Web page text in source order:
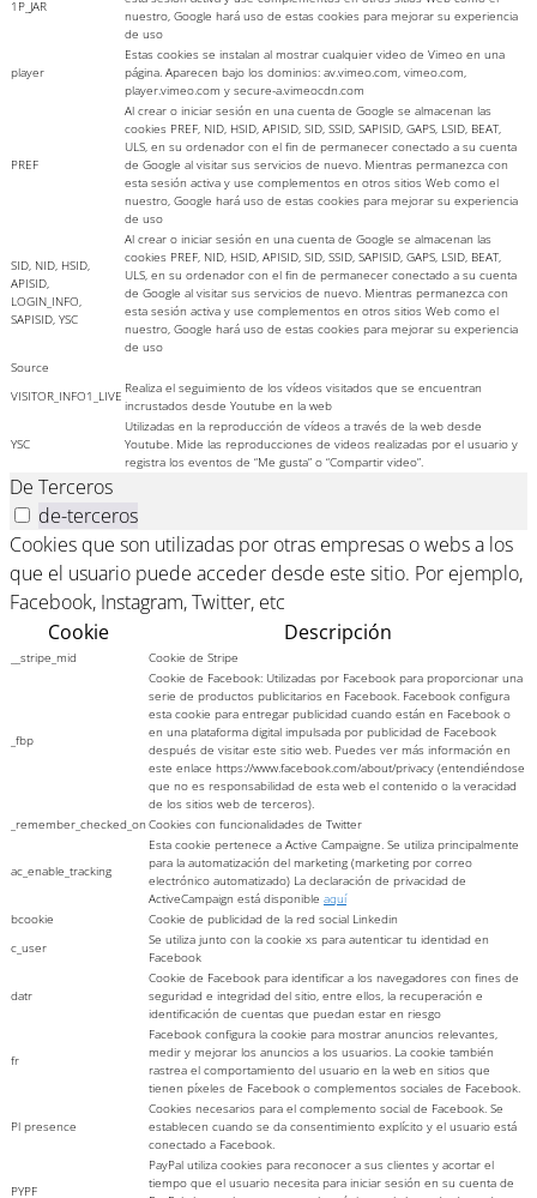
1P_JAR
nuestro, Google hará uso de estas cookies para mejorar su experiencia
de uso
player
Estas cookies se instalan al mostrar cualquier video de Vimeo en una
página. Aparecen bajo los dominios: av.vimeo.com, vimeo.com,
player.vimeo.com y secure-a.vimeocdn.com
PREF
Al crear o iniciar sesión en una cuenta de Google se almacenan las
cookies PREF, NID, HSID, APISID, SID, SSID, SAPISID, GAPS, LSID, BEAT,
ULS, en su ordenador con el fin de permanecer conectado a su cuenta
de Google al visitar sus servicios de nuevo. Mientras permanezca con
esta sesión activa y use complementos en otros sitios Web como el
nuestro, Google hará uso de estas cookies para mejorar su experiencia
de uso
SID, NID, HSID,
APISID,
LOGIN_INFO,
SAPISID, YSC
Al crear o iniciar sesión en una cuenta de Google se almacenan las
cookies PREF, NID, HSID, APISID, SID, SSID, SAPISID, GAPS, LSID, BEAT,
ULS, en su ordenador con el fin de permanecer conectado a su cuenta
de Google al visitar sus servicios de nuevo. Mientras permanezca con
esta sesión activa y use complementos en otros sitios Web como el
nuestro, Google hará uso de estas cookies para mejorar su experiencia
de uso
Source
VISITOR_INFO1_LIVE Realiza el seguimiento de los vídeos visitados que se encuentran
incrustados desde Youtube en la web
YSC
Utilizadas en la reproducción de vídeos a través de la web desde
Youtube. Mide las reproducciones de videos realizadas por el usuario y
registra los eventos de “Me gusta” o “Compartir video”.
De Terceros
de-terceros
Cookies que son utilizadas por otras empresas o webs a los
que el usuario puede acceder desde este sitio. Por ejemplo,
Facebook, Instagram, Twitter, etc
Cookie
Descripción
__stripe_mid Cookie de Stripe
_fbp
Cookie de Facebook: Utilizadas por Facebook para proporcionar una
serie de productos publicitarios en Facebook. Facebook configura
esta cookie para entregar publicidad cuando están en Facebook o
en una plataforma digital impulsada por publicidad de Facebook
después de visitar este sitio web. Puedes ver más información en
este enlace https://www.facebook.com/about/privacy (entendiéndose
que no es responsabilidad de esta web el contenido o la veracidad
de los sitios web de terceros).
_remember_checked_on Cookies con funcionalidades de Twitter
ac_enable_tracking
Esta cookie pertenece a Active Campaigne. Se utiliza principalmente
para la automatización del marketing (marketing por correo
electrónico automatizado) La declaración de privacidad de
ActiveCampaign está disponible aquí
bcookie
Cookie de publicidad de la red social Linkedin
c_user
Se utiliza junto con la cookie xs para autenticar tu identidad en
Facebook
datr
Cookie de Facebook para identificar a los navegadores con fines de
seguridad e integridad del sitio, entre ellos, la recuperación e
identificación de cuentas que puedan estar en riesgo
fr
Facebook configura la cookie para mostrar anuncios relevantes,
medir y mejorar los anuncios a los usuarios. La cookie también
rastrea el comportamiento del usuario en la web en sitios que
tienen píxeles de Facebook o complementos sociales de Facebook.
Pl presence
Cookies necesarios para el complemento social de Facebook. Se
establecen cuando se da consentimiento explícito y el usuario está
conectado a Facebook.
PYPF
PayPal utiliza cookies para reconocer a sus clientes y acortar el
tiempo que el usuario necesita para iniciar sesión en su cuenta de